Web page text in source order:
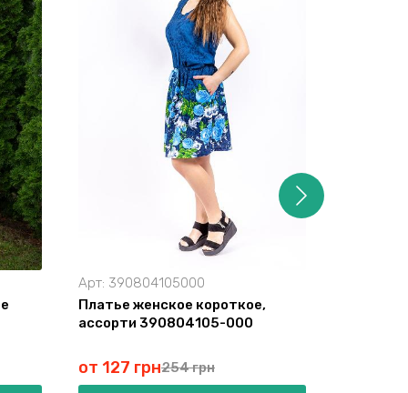
Арт: 390804105000
Платье женское короткое,
ассорти 390804105-000
от 127 грн254 грн